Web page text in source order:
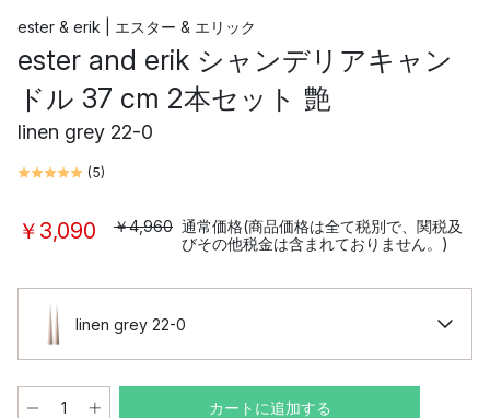
ester & erik | エスター & エリック
ester and erik シャンデリアキャン
ドル 37 cm 2本セット 艶
linen grey 22-0
(5)
￥3,090 ￥4,960 通常価格(商品価格は全て税別で、関税及
びその他税金は含まれておりません。)
linen grey 22-0
カートに追加する